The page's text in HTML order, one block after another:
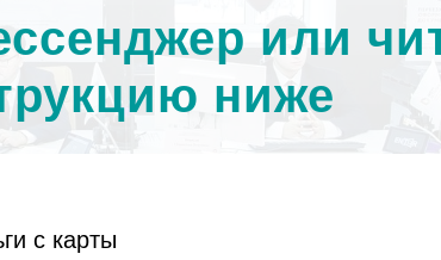
или
ниже
с карты